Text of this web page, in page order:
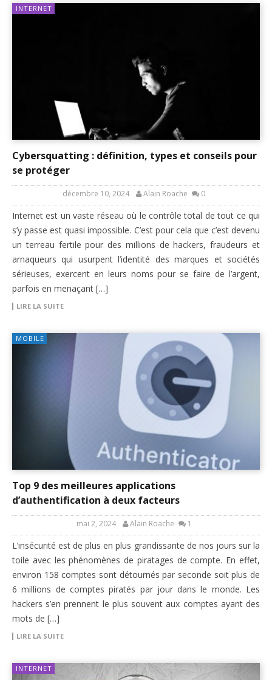
INTERNET
Cybersquatting : définition, types et conseils pour
se protéger
décembre 10, 2024 Alain Roache 0
Internet est un vaste réseau où le contrôle total de tout ce qui
s’y passe est quasi impossible. C’est pour cela que c’est devenu
un terreau fertile pour des millions de hackers, fraudeurs et
arnaqueurs qui usurpent l’identité des marques et sociétés
sérieuses, exercent en leurs noms pour se faire de l’argent,
parfois en menaçant […]
LIRE LA SUITE
MOBILE
Top 9 des meilleures applications
d’authentification à deux facteurs
mai 2, 2024 Alain Roache 1
L’insécurité est de plus en plus grandissante de nos jours sur la
toile avec les phénomènes de piratages de compte. En effet,
environ 158 comptes sont détournés par seconde soit plus de
6 millions de comptes piratés par jour dans le monde. Les
hackers s’en prennent le plus souvent aux comptes ayant des
mots de […]
LIRE LA SUITE
INTERNET